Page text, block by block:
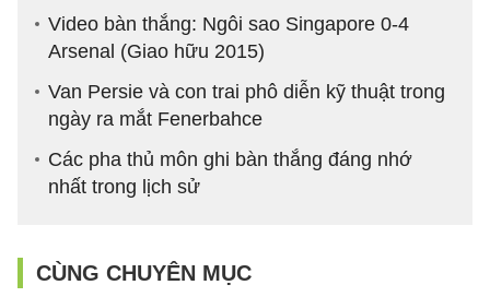
Video bàn thắng: Ngôi sao Singapore 0-4
Arsenal (Giao hữu 2015)
Van Persie và con trai phô diễn kỹ thuật trong
ngày ra mắt Fenerbahce
Các pha thủ môn ghi bàn thắng đáng nhớ
nhất trong lịch sử
CÙNG CHUYÊN MỤC